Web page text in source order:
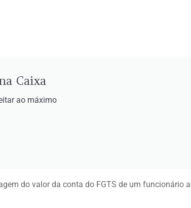
Caixa
ao máximo
do valor da conta do FGTS de um funcionário